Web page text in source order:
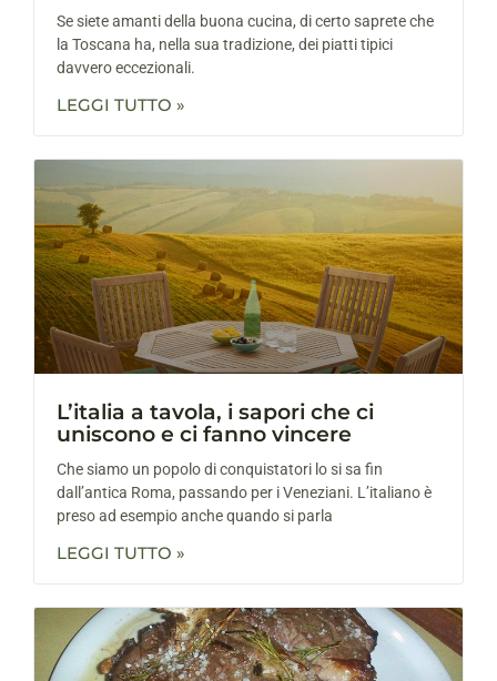
Se siete amanti della buona cucina, di certo saprete che
la Toscana ha, nella sua tradizione, dei piatti tipici
davvero eccezionali.
LEGGI TUTTO »
L’italia a tavola, i sapori che ci
uniscono e ci fanno vincere
Che siamo un popolo di conquistatori lo si sa fin
dall’antica Roma, passando per i Veneziani. L’italiano è
preso ad esempio anche quando si parla
LEGGI TUTTO »